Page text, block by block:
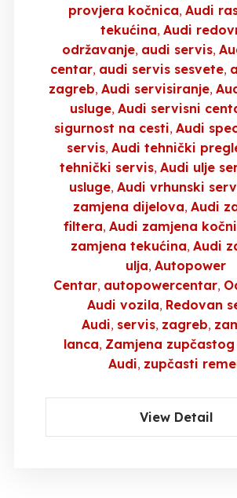
provjera kočnica Audi
tekućina Audi
održavanje audi servis
centar audi servis sesvete
zagreb Audi servisiranje
usluge Audi servisni
sigurnost na cesti Audi
servis Audi tehnički
tehnički servis Audi ulje
usluge Audi vrhunski
zamjena dijelova Audi
filtera Audi zamjena
zamjena tekućina Audi
ulja Autopower
Centar autopowercentar
Audi vozila Redovan
Audi servis zagreb
lanca Zamjena
Audi zupčasti
View Detail